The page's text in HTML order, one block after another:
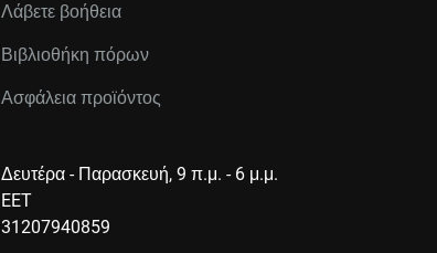
Λάβετε βοήθεια
Βιβλιοθήκη πόρων
Ασφάλεια προϊόντος
Δευτέρα - Παρασκευή, 9 π.μ. - 6 μ.μ.
EET
31207940859